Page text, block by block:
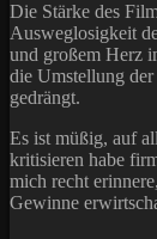
Die Stärke des
Ausweglosigkeit
und großem Herz
die Umstellung
gedrängt.
Es ist müßig, auf
kritisieren habe
mich recht
Gewinne